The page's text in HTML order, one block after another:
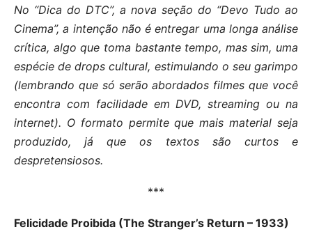
No “Dica do DTC”, a nova seção do “Devo Tudo ao
Cinema”, a intenção não é entregar uma longa análise
crítica, algo que toma bastante tempo, mas sim, uma
espécie de drops cultural, estimulando o seu garimpo
(lembrando que só serão abordados filmes que você
encontra com facilidade em DVD, streaming ou na
internet). O formato permite que mais material seja
produzido, já que os textos são curtos e
despretensiosos.
***
Felicidade Proibida (The Stranger’s Return – 1933)